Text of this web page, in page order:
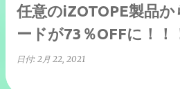
任意のiZOTOPE製品
ードが73％OFFに！！
日付: 2月 22, 2021